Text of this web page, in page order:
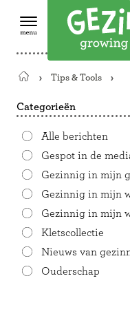
Terug
de
Tips & Tools
Categorieën
Alle berichten
Gespot in de
Gezinnig in mijn
Gezinnig in mijn
Gezinnig in mijn
Kletscollectie
Nieuws van
Ouderschap